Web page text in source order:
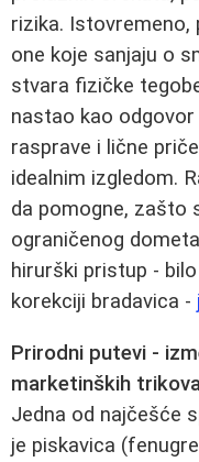
rizika.
one koje sanjaju o
stvara fizičke
nastao kao
rasprave i lične
idealnim izgledom.
da pomogne, zašto
ograničenog
hirurški pristup -
korekciji bradavica -
Prirodni putevi -
marketinških
Jedna od najčešće
je piskavica